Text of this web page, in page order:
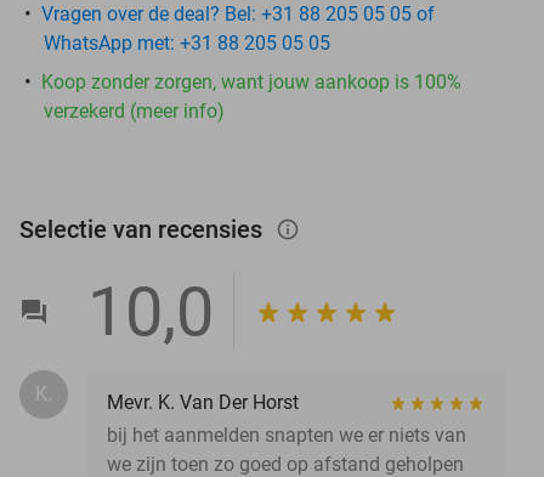
Vragen over de deal? Bel: +31 88 205 05 05 of
WhatsApp met: +31 88 205 05 05
Koop zonder zorgen, want jouw aankoop is 100%
verzekerd (meer info)
Selectie van recensies info_outlined
10,0
K.
Mevr. K. Van Der Horst
bij het aanmelden snapten we er niets van
we zijn toen zo goed op afstand geholpen